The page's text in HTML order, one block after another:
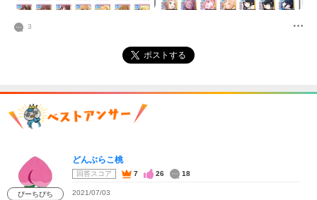
3
ポストする
ぴーちぴち
どんぶらこ桃
回答スコア 7 26 18
2021/07/03